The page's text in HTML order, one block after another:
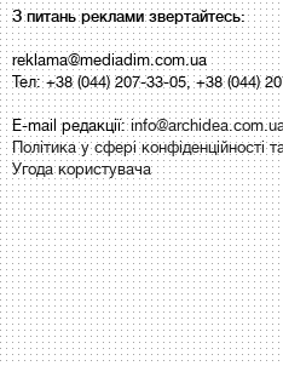
З питань реклами звертайтесь:
reklama@mediadim.com.ua
Тел: +38 (044) 207-33-05, +38 (044)
E-mail редакції:
Політика у сфері конфіденційності
Угода користувача